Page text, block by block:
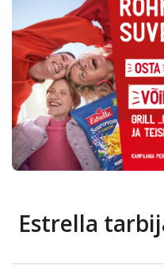
EST
AvalehtCoop
Kauplused
Estrella